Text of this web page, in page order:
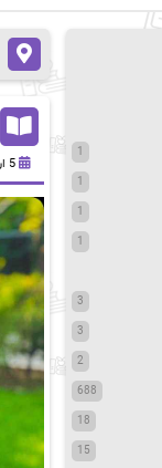
5 اردیبهشت 1403
1
1
1
1
3
3
2
688
18
15